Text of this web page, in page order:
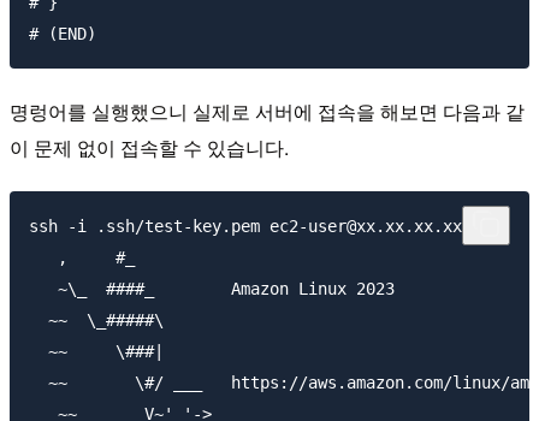
명렁어를 실행했으니 실제로 서버에 접속을 해보면 다음과 같
이 문제 없이 접속할 수 있습니다.
ssh -i .ssh/test-key.pem ec2-user@xx.xx.xx.xx
   ,     #_
   ~\_  ####_        Amazon Linux 2023
  ~~  \_#####\
  ~~     \###|
~~       \#/ ___   https://aws.amazon.com/linux/
   ~~       V~' '->